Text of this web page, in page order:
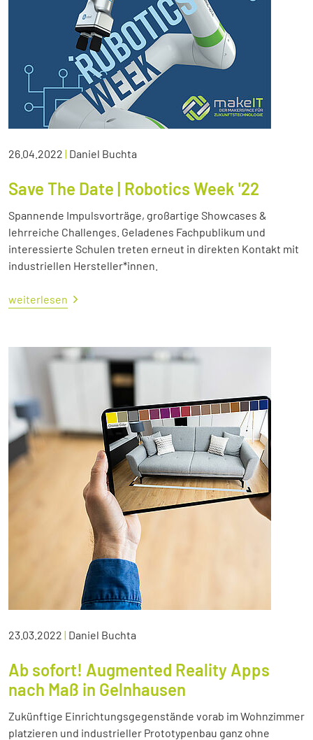
26.04.2022 | Daniel Buchta
Save The Date | Robotics Week '22
Spannende Impulsvorträge, großartige Showcases &
lehrreiche Challenges. Geladenes Fachpublikum und
interessierte Schulen treten erneut in direkten Kontakt mit
industriellen Hersteller*innen.
weiterlesen
23.03.2022 | Daniel Buchta
Ab sofort! Augmented Reality Apps
nach Maß in Gelnhausen
Zukünftige Einrichtungsgegenstände vorab im Wohnzimmer
platzieren und industrieller Prototypenbau ganz ohne